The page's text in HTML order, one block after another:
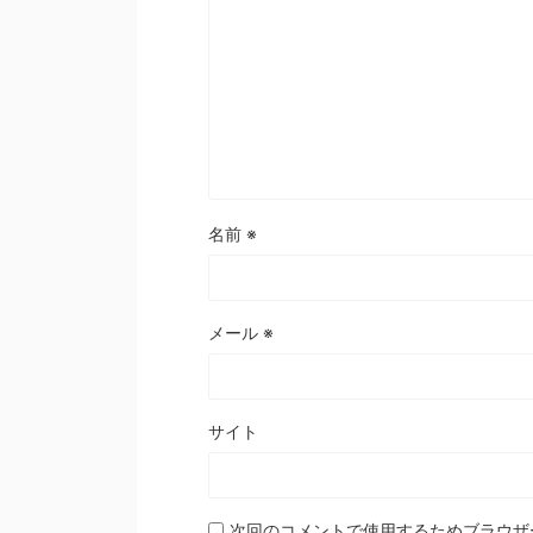
名前 ※
メール ※
サイト